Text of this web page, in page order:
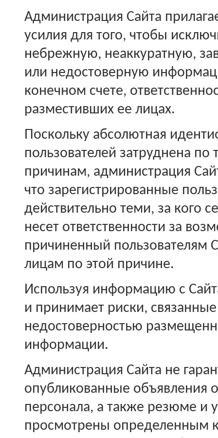
Администрация Сайта
усилия для того, чтобы
небрежную, неаккуратную,
или недостоверную
конечном счете,
разместивших ее лицах.
Поскольку абсолютная
пользователей затруднена по
причинам, администрация
что зарегистрированные
действительно теми, за кого
несет ответственности за
причиненный пользователям
лицам по этой причине.
Используя информацию с
и принимает риски,
недостоверностью
информации.
Администрация Сайта не
опубликованные объявления
персонала, а также резюме и
просмотрены определенным